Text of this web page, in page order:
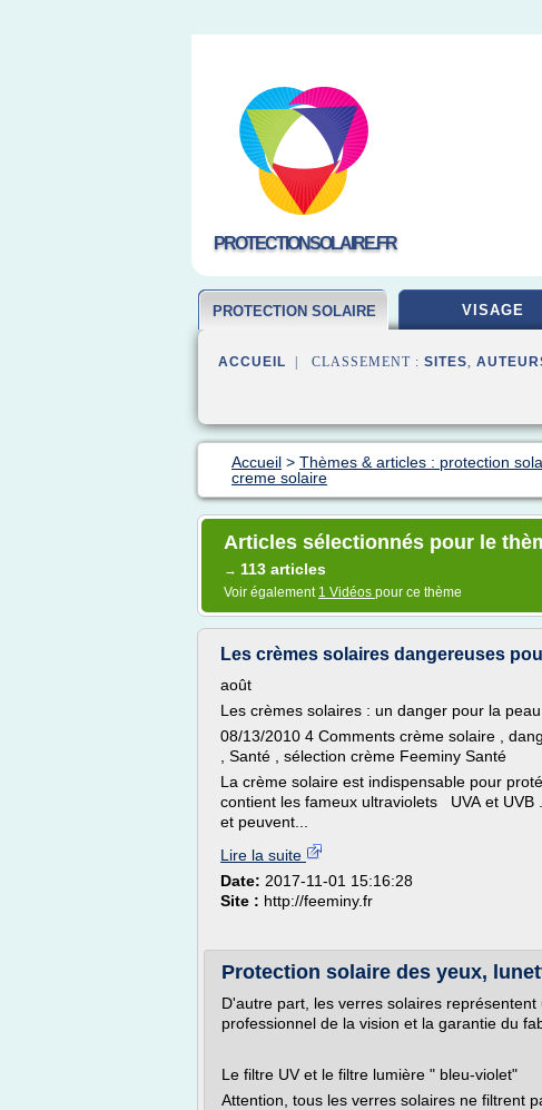
PROTECTIONSOLAIRE.FR
PROTECTION SOLAIRE VISAGE
ACCUEIL | CLASSEMENT : SITES,
Accueil > Thèmes & articles : protection
creme solaire
Articles sélectionnés pour le
→ 113 articles
Voir également 1 Vidéos pour ce thème
Les crèmes solaires dangereuses
août
Les crèmes solaires : un danger pour la
08/13/2010 4 Comments crème solaire ,
, Santé , sélection crème Feeminy Santé
La crème solaire est indispensable pour
contient les fameux ultraviolets UVA et UVB
et peuvent...
Lire la suite
Date: 2017-11-01 15:16:28
Site : http://feeminy.fr
Protection solaire des yeux,
D'autre part, les verres solaires
professionnel de la vision et la garantie du
Le filtre UV et le filtre lumière " bleu-violet"
Attention, tous les verres solaires ne filtrent